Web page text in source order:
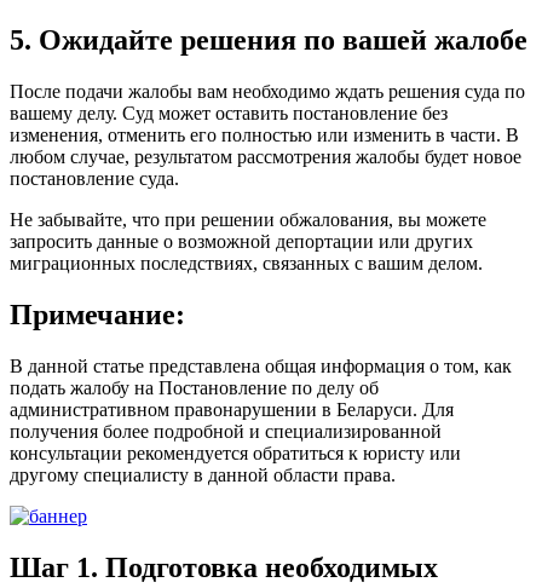
5. Ожидайте решения по вашей жалобе
После подачи жалобы вам необходимо ждать решения суда по
вашему делу. Суд может оставить постановление без
изменения, отменить его полностью или изменить в части. В
любом случае, результатом рассмотрения жалобы будет новое
постановление суда.
Не забывайте, что при решении обжалования, вы можете
запросить данные о возможной депортации или других
миграционных последствиях, связанных с вашим делом.
Примечание:
В данной статье представлена общая информация о том, как
подать жалобу на Постановление по делу об
административном правонарушении в Беларуси. Для
получения более подробной и специализированной
консультации рекомендуется обратиться к юристу или
другому специалисту в данной области права.
Шаг 1. Подготовка необходимых